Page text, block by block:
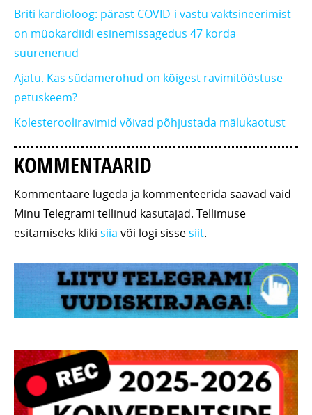
Briti kardioloog: pärast COVID-i vastu vaktsineerimist
on müokardiidi esinemissagedus 47 korda
suurenenud
Ajatu. Kas südamerohud on kõigest ravimitööstuse
petuskeem?
Kolesterooliravimid võivad põhjustada mälukaotust
KOMMENTAARID
Kommentaare lugeda ja kommenteerida saavad vaid
Minu Telegrami tellinud kasutajad. Tellimuse
esitamiseks kliki siia või logi sissesiit.